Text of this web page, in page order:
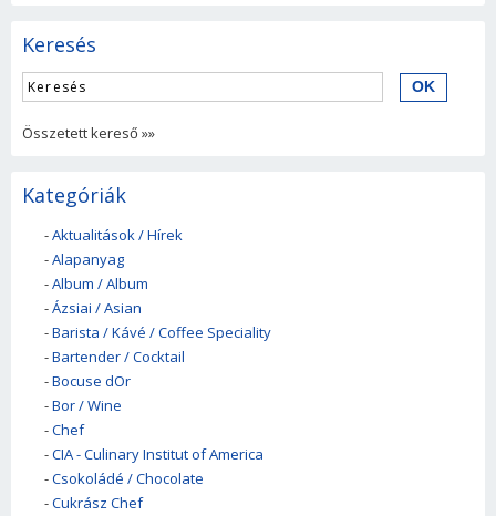
Keresés
Összetett kereső »»
Kategóriák
-Aktualitások / Hírek
-Alapanyag
-Album / Album
-Ázsiai / Asian
-Barista / Kávé / Coffee Speciality
-Bartender / Cocktail
-Bocuse dOr
-Bor / Wine
-Chef
-CIA - Culinary Institut of America
-Csokoládé / Chocolate
-Cukrász Chef